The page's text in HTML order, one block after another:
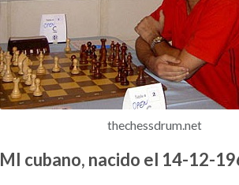
thechessdrum.net
MI cubano, nacido el 14-12-